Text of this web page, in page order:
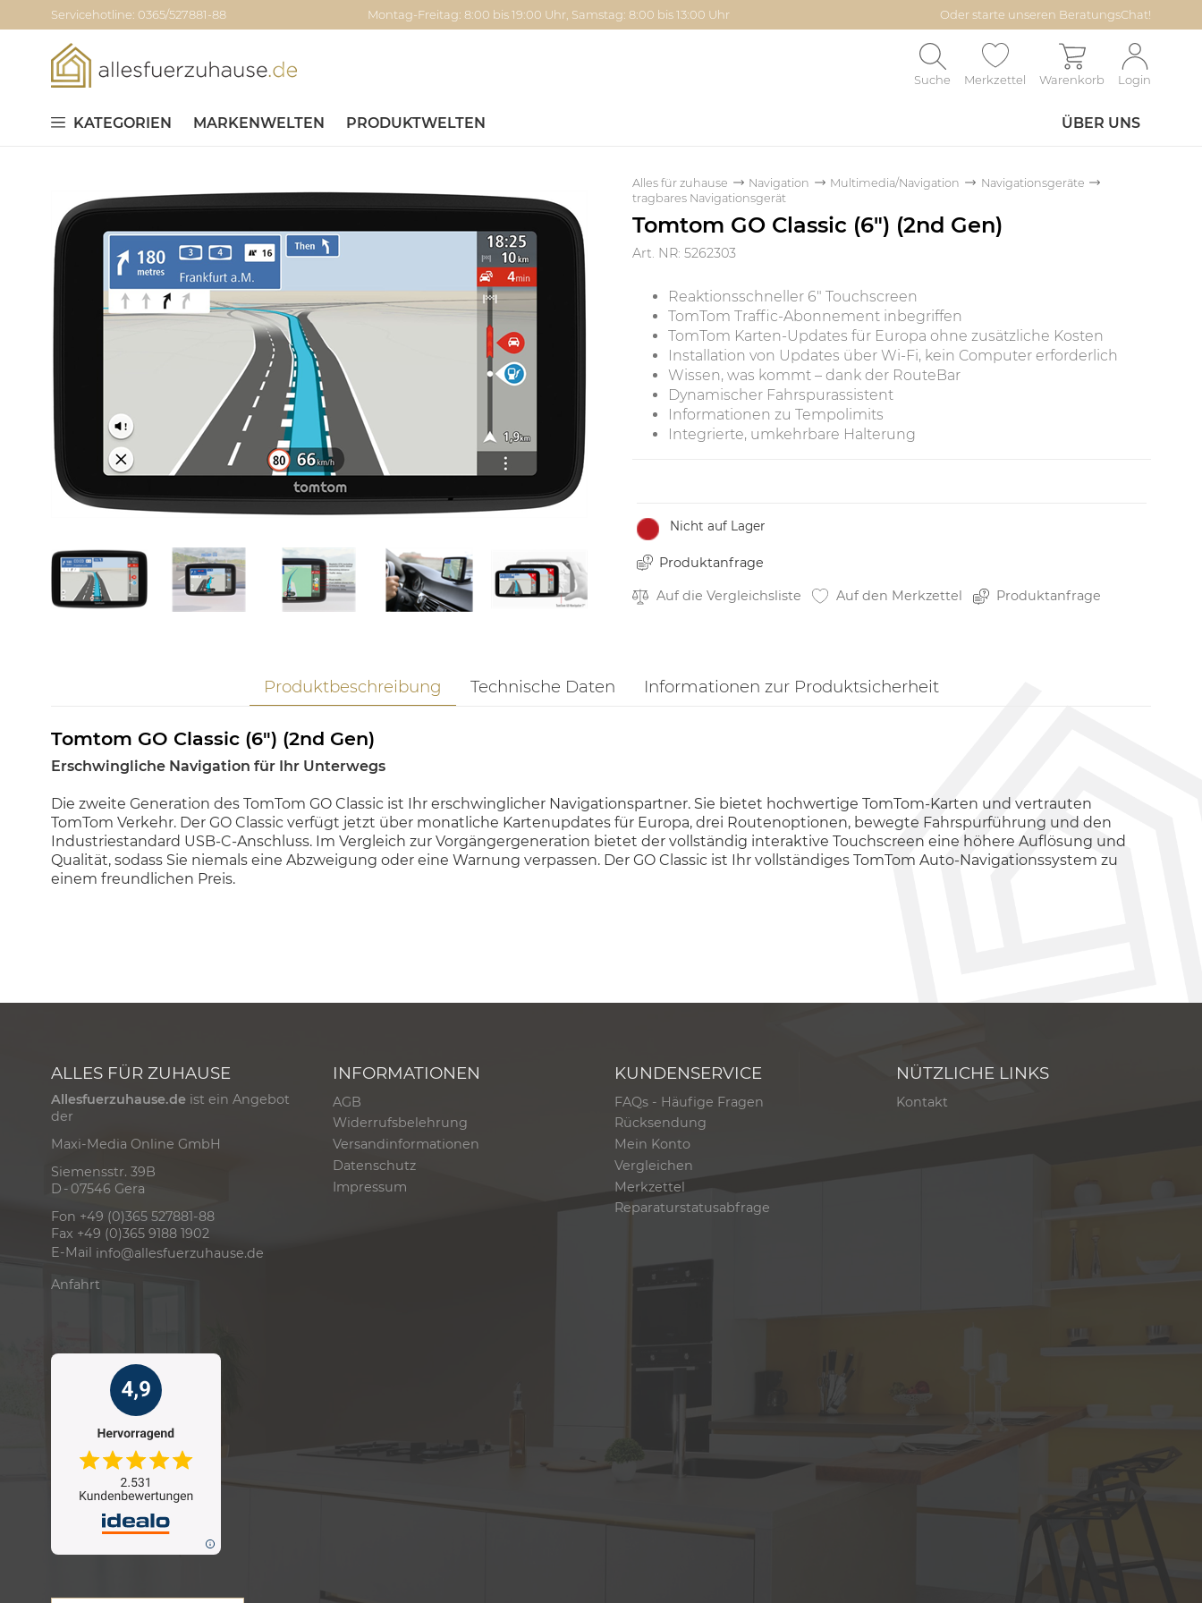
Servicehotline: 0365/527881-88 Montag-Freitag: 8:00 bis 19:00 Uhr, Samstag: 8:00 bis 13:00 Uhr Oder starte unseren BeratungsChat!
Suche Merkzettel Warenkorb Login
KATEGORIEN MARKENWELTEN PRODUKTWELTEN ÜBER UNS
Alles für zuhause Navigation Multimedia/Navigation
Navigationsgeräte
tragbares Navigationsgerät
Tomtom GO Classic (6") (2nd Gen)
Art. NR: 5262303
Reaktionsschneller 6" Touchscreen
TomTom Traffic-Abonnement inbegriffen
TomTom Karten-Updates für Europa ohne zusätzliche Kosten
Installation von Updates über Wi-Fi, kein Computer erforderlich
Wissen, was kommt – dank der RouteBar
Dynamischer Fahrspurassistent
Informationen zu Tempolimits
Integrierte, umkehrbare Halterung
Nicht auf Lager
Produktanfrage
Auf die Vergleichsliste Auf den Merkzettel Produktanfrage
Produktbeschreibung Technische Daten Informationen zur Produktsicherheit
Tomtom GO Classic (6") (2nd Gen)
Erschwingliche Navigation für Ihr Unterwegs
Die zweite Generation des TomTom GO Classic ist Ihr erschwinglicher Navigationspartner. Sie bietet hochwertige TomTom-Karten und vertrauten
TomTom Verkehr. Der GO Classic verfügt jetzt über monatliche Kartenupdates für Europa, drei Routenoptionen, bewegte Fahrspurführung und den
Industriestandard USB-C-Anschluss. Im Vergleich zur Vorgängergeneration bietet der vollständig interaktive Touchscreen eine höhere Auflösung und
Qualität, sodass Sie niemals eine Abzweigung oder eine Warnung verpassen. Der GO Classic ist Ihr vollständiges TomTom Auto-Navigationssystem zu
einem freundlichen Preis.
ALLES FÜR ZUHAUSE
Allesfuerzuhause.de ist ein Angebot
der
Maxi-Media Online GmbH
Siemensstr. 39B
D - 07546 Gera
Fon +49 (0)365 527881-88
Fax +49 (0)365 9188 1902
E-Mail info@allesfuerzuhause.de
Anfahrt
INFORMATIONEN
AGB
Widerrufsbelehrung
Versandinformationen
Datenschutz
Impressum
KUNDENSERVICE
FAQs - Häufige Fragen
Rücksendung
Mein Konto
Vergleichen
Merkzettel
Reparaturstatusabfrage
NÜTZLICHE LINKS
Kontakt